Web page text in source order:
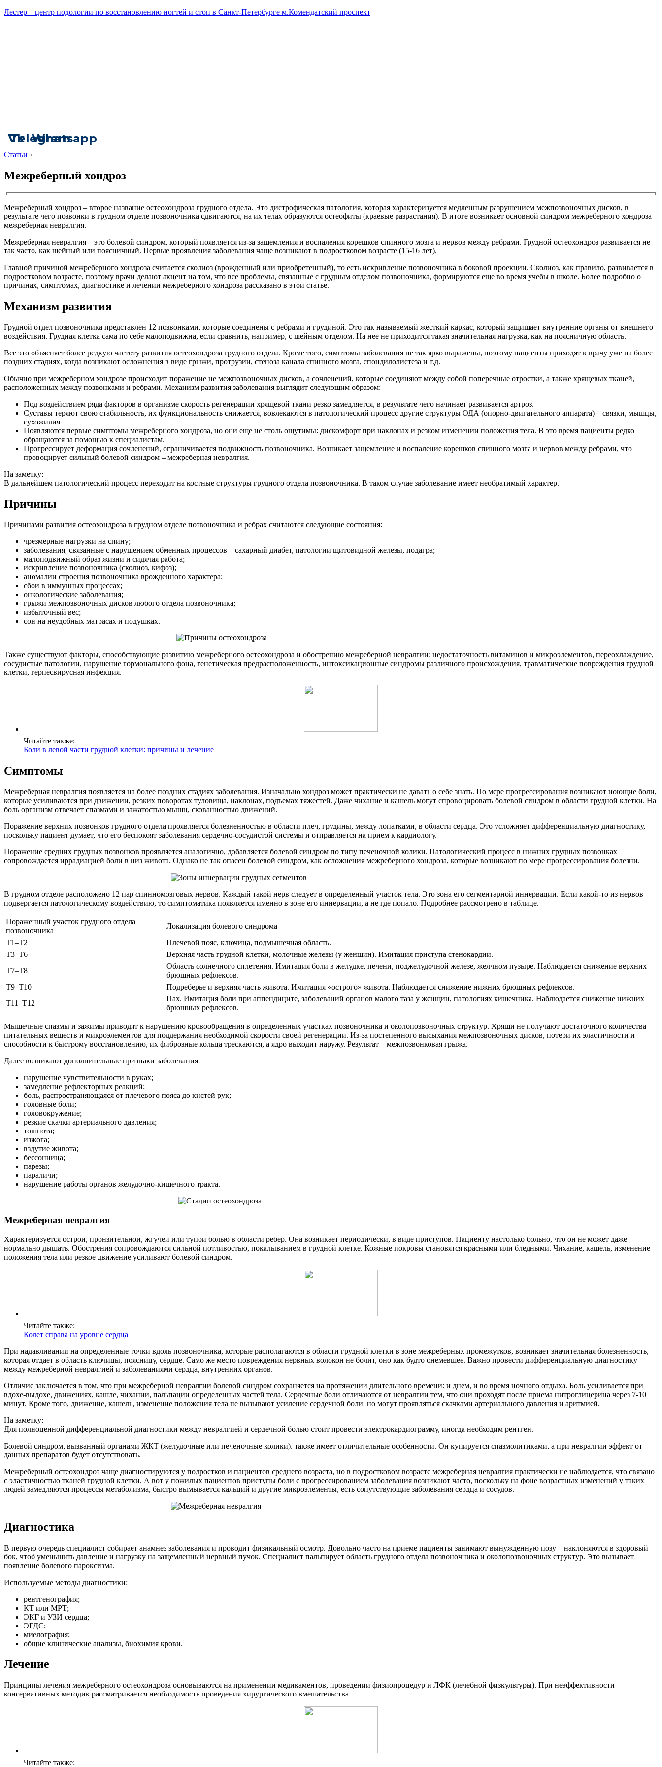
Лестер – центр подологии по восстановлению ногтей и стоп в Санкт-Петербурге м.Комендатский проспект
Vk
Telegram
Whatsapp
Статьи ›
Межреберный хондроз
Межреберный хондроз – второе название остеохондроза грудного отдела. Это дистрофическая патология, которая характеризуется медленным разрушением межпозвоночных дисков, в
результате чего позвонки в грудном отделе позвоночника сдвигаются, на их телах образуются остеофиты (краевые разрастания). В итоге возникает основной синдром межреберного хондроза –
межреберная невралгия.
Межреберная невралгия – это болевой синдром, который появляется из-за защемления и воспаления корешков спинного мозга и нервов между ребрами. Грудной остеохондроз развивается не
так часто, как шейный или поясничный. Первые проявления заболевания чаще возникают в подростковом возрасте (15-16 лет).
Главной причиной межреберного хондроза считается сколиоз (врожденный или приобретенный), то есть искривление позвоночника в боковой проекции. Сколиоз, как правило, развивается в
подростковом возрасте, поэтому врачи делают акцент на том, что все проблемы, связанные с грудным отделом позвоночника, формируются еще во время учебы в школе. Более подробно о
причинах, симптомах, диагностике и лечении межреберного хондроза рассказано в этой статье.
Механизм развития
Грудной отдел позвоночника представлен 12 позвонками, которые соединены с ребрами и грудиной. Это так называемый жесткий каркас, который защищает внутренние органы от внешнего
воздействия. Грудная клетка сама по себе малоподвижна, если сравнить, например, с шейным отделом. На нее не приходится такая значительная нагрузка, как на поясничную область.
Все это объясняет более редкую частоту развития остеохондроза грудного отдела. Кроме того, симптомы заболевания не так ярко выражены, поэтому пациенты приходят к врачу уже на более
поздних стадиях, когда возникают осложнения в виде грыжи, протрузии, стеноза канала спинного мозга, спондилолистеза и т.д.
Обычно при межреберном хондрозе происходит поражение не межпозвоночных дисков, а сочленений, которые соединяют между собой поперечные отростки, а также хрящевых тканей,
расположенных между позвонками и ребрами. Механизм развития заболевания выглядит следующим образом:
Под воздействием ряда факторов в организме скорость регенерации хрящевой ткани резко замедляется, в результате чего начинает развивается артроз.
Суставы теряют свою стабильность, их функциональность снижается, вовлекаются в патологический процесс другие структуры ОДА (опорно-двигательного аппарата) – связки, мышцы,
сухожилия.
Появляются первые симптомы межреберного хондроза, но они еще не столь ощутимы: дискомфорт при наклонах и резком изменении положения тела. В это время пациенты редко
обращаются за помощью к специалистам.
Прогрессирует деформация сочленений, ограничивается подвижность позвоночника. Возникает защемление и воспаление корешков спинного мозга и нервов между ребрами, что
провоцирует сильный болевой синдром – межреберная невралгия.
На заметку:
В дальнейшем патологический процесс переходит на костные структуры грудного отдела позвоночника. В таком случае заболевание имеет необратимый характер.
Причины
Причинами развития остеохондроза в грудном отделе позвоночника и ребрах считаются следующие состояния:
чрезмерные нагрузки на спину;
заболевания, связанные с нарушением обменных процессов – сахарный диабет, патологии щитовидной железы, подагра;
малоподвижный образ жизни и сидячая работа;
искривление позвоночника (сколиоз, кифоз);
аномалии строения позвоночника врожденного характера;
сбои в иммунных процессах;
онкологические заболевания;
грыжи межпозвоночных дисков любого отдела позвоночника;
избыточный вес;
сон на неудобных матрасах и подушках.
Также существуют факторы, способствующие развитию межреберного остеохондроза и обострению межреберной невралгии: недостаточность витаминов и микроэлементов, переохлаждение,
сосудистые патологии, нарушение гормонального фона, генетическая предрасположенность, интоксикационные синдромы различного происхождения, травматические повреждения грудной
клетки, герпесвирусная инфекция.
Читайте также:
Боли в левой части грудной клетки: причины и лечение
Симптомы
Межреберная невралгия появляется на более поздних стадиях заболевания. Изначально хондроз может практически не давать о себе знать. По мере прогрессирования возникают ноющие боли,
которые усиливаются при движении, резких поворотах туловища, наклонах, подъемах тяжестей. Даже чихание и кашель могут спровоцировать болевой синдром в области грудной клетки. На
боль организм отвечает спазмами и зажатостью мышц, скованностью движений.
Поражение верхних позвонков грудного отдела проявляется болезненностью в области плеч, грудины, между лопатками, в области сердца. Это усложняет дифференциальную диагностику,
поскольку пациент думает, что его беспокоят заболевания сердечно-сосудистой системы и отправляется на прием к кардиологу.
Поражение средних грудных позвонков проявляется аналогично, добавляется болевой синдром по типу печеночной колики. Патологический процесс в нижних грудных позвонках
сопровождается иррадиацией боли в низ живота. Однако не так опасен болевой синдром, как осложнения межреберного хондроза, которые возникают по мере прогрессирования болезни.
В грудном отделе расположено 12 пар спинномозговых нервов. Каждый такой нерв следует в определенный участок тела. Это зона его сегментарной иннервации. Если какой-то из нервов
подвергается патологическому воздействию, то симптоматика появляется именно в зоне его иннервации, а не где попало. Подробнее рассмотрено в таблице.
Пораженный участок грудного отдела
позвоночника
Локализация болевого синдрома
T1–T2
Плечевой пояс, ключица, подмышечная область.
T3–T6
Верхняя часть грудной клетки, молочные железы (у женщин). Имитация приступа стенокардии.
T7–T8
Область солнечного сплетения. Имитация боли в желудке, печени, поджелудочной железе, желчном пузыре. Наблюдается снижение верхних
брюшных рефлексов.
T9–T10
Подреберье и верхняя часть живота. Имитация «острого» живота. Наблюдается снижение нижних брюшных рефлексов.
T11–T12
Пах. Имитация боли при аппендиците, заболеваний органов малого таза у женщин, патологиях кишечника. Наблюдается снижение нижних
брюшных рефлексов.
Мышечные спазмы и зажимы приводят к нарушению кровообращения в определенных участках позвоночника и околопозвоночных структур. Хрящи не получают достаточного количества
питательных веществ и микроэлементов для поддержания необходимой скорости своей регенерации. Из-за постепенного высыхания межпозвоночных дисков, потери их эластичности и
способности к быстрому восстановлению, их фиброзные кольца трескаются, а ядро выходит наружу. Результат – межпозвонковая грыжа.
Далее возникают дополнительные признаки заболевания:
нарушение чувствительности в руках;
замедление рефлекторных реакций;
боль, распространяющаяся от плечевого пояса до кистей рук;
головные боли;
головокружение;
резкие скачки артериального давления;
тошнота;
изжога;
вздутие живота;
бессонница;
парезы;
параличи;
нарушение работы органов желудочно-кишечного тракта.
Межреберная невралгия
Характеризуется острой, пронзительной, жгучей или тупой болью в области ребер. Она возникает периодически, в виде приступов. Пациенту настолько больно, что он не может даже
нормально дышать. Обострения сопровождаются сильной потливостью, покалыванием в грудной клетке. Кожные покровы становятся красными или бледными. Чихание, кашель, изменение
положения тела или резкое движение усиливают болевой синдром.
Читайте также:
Колет справа на уровне сердца
При надавливании на определенные точки вдоль позвоночника, которые располагаются в области грудной клетки в зоне межреберных промежутков, возникает значительная болезненность,
которая отдает в область ключицы, поясницу, сердце. Само же место повреждения нервных волокон не болит, оно как будто онемевшее. Важно провести дифференциальную диагностику
между межреберной невралгией и заболеваниями сердца, внутренних органов.
Отличие заключается в том, что при межреберной невралгии болевой синдром сохраняется на протяжении длительного времени: и днем, и во время ночного отдыха. Боль усиливается при
вдохе-выдохе, движениях, кашле, чихании, пальпации определенных частей тела. Сердечные боли отличаются от невралгии тем, что они проходят после приема нитроглицерина через 7-10
минут. Кроме того, движение, кашель, изменение положения тела не вызывают усиление сердечной боли, но могут проявляться скачками артериального давления и аритмией.
На заметку:
Для полноценной дифференциальной диагностики между невралгией и сердечной болью стоит провести электрокардиограмму, иногда необходим рентген.
Болевой синдром, вызванный органами ЖКТ (желудочные или печеночные колики), также имеет отличительные особенности. Он купируется спазмолитиками, а при невралгии эффект от
данных препаратов будет отсутствовать.
Межреберный остеохондроз чаще диагностируются у подростков и пациентов среднего возраста, но в подростковом возрасте межреберная невралгия практически не наблюдается, что связано
с эластичностью тканей грудной клетки. А вот у пожилых пациентов приступы боли с прогрессированием заболевания возникают часто, поскольку на фоне возрастных изменений у таких
людей замедляются процессы метаболизма, быстро вымывается кальций и другие микроэлементы, есть сопутствующие заболевания сердца и сосудов.
Диагностика
В первую очередь специалист собирает анамнез заболевания и проводит физикальный осмотр. Довольно часто на приеме пациенты занимают вынужденную позу – наклоняются в здоровый
бок, чтоб уменьшить давление и нагрузку на защемленный нервный пучок. Специалист пальпирует область грудного отдела позвоночника и околопозвоночных структур. Это вызывает
появление болевого пароксизма.
Используемые методы диагностики:
рентгенография;
КТ или МРТ;
ЭКГ и УЗИ сердца;
ЭГДС;
миелография;
общие клинические анализы, биохимия крови.
Лечение
Принципы лечения межреберного остеохондроза основываются на применении медикаментов, проведении физиопроцедур и ЛФК (лечебной физкультуры). При неэффективности
консервативных методик рассматривается необходимость проведения хирургического вмешательства.
Читайте также: